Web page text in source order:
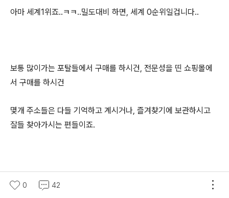
아마 세계1위죠..ㅋㅋ..밀도대비 하면, 세계 0순위일겁니다..
보통 많이가는 포탈들에서 구매를 하시건, 전문성을 띤 쇼핑몰에
서 구매를 하시건
몇개 주소들은 다들 기억하고 계시거나, 즐겨찾기에 보관하시고
잘들 찾아가시는 편들이죠.
이들 사이트들도 나름 할인에, 쿠폰에, 어찌구저찌구 행사가 넘쳐
0 42